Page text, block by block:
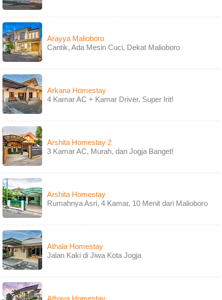
Arayya Malioboro
Cantik, Ada Mesin Cuci, Dekat Malioboro
Arkana Homestay
4 Kamar AC + Kamar Driver, Super Irit!
Arshita Homestay 2
3 Kamar AC, Murah, dan Jogja Banget!
Arshita Homestay
Rumahnya Asri, 4 Kamar, 10 Menit dari Malioboro
Athala Homestay
Jalan Kaki di Jiwa Kota Jogja
Athaya Homestay